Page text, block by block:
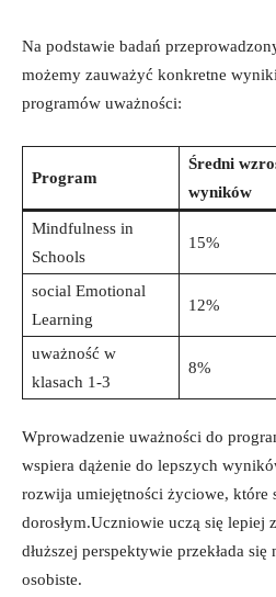
Na podstawie badań
możemy zauważyć konkretne
programów uważności:
Program
Średni
wyników
Mindfulness in
Schools
15%
social Emotional
Learning
12%
uważność w
klasach 1-3
8%
Wprowadzenie​ uważności do
wspiera dążenie do⁣ lepszych
rozwija umiejętności życiowe,⁤ które
dorosłym.Uczniowie uczą się⁣ lepiej
‍dłuższej​ perspektywie przekłada
⁤osobiste.